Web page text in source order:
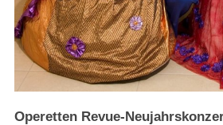
بكم في شتراسبورغ (أوكرمارك)
Bine ați venit în Strasburg
Online-Bewerbungen
Operetten Revue-